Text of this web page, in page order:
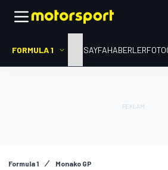
FORMULA 1 ANA SAYFAHABERLER
Formula 1 Monako GP